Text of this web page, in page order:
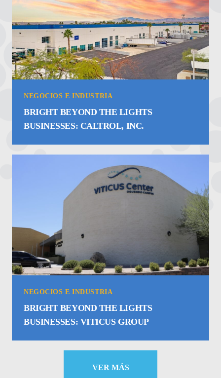
NEGOCIOS E INDUSTRIA
BRIGHT BEYOND THE LIGHTS
BUSINESSES: CALTROL, INC.
NEGOCIOS E INDUSTRIA
BRIGHT BEYOND THE LIGHTS
BUSINESSES: VITICUS GROUP
VER MÁS